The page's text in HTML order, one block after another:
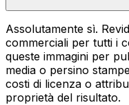
Assolutamente sì.
commerciali per tutti i
queste immagini per
media o persino
costi di licenza o
proprietà del risultato.